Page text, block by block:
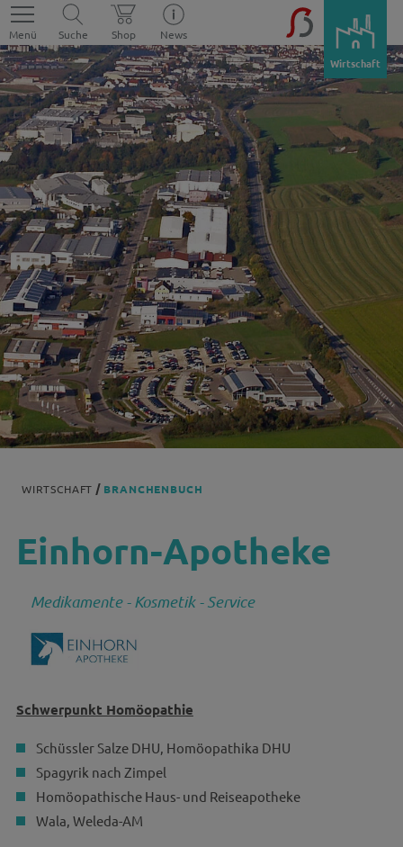
Menü Suche Shop
News
Wirtschaft
WIRTSCHAFT BRANCHENBUCH
Einhorn-Apotheke
Medikamente - Kosmetik - Service
Schwerpunkt Homöopathie
Schüssler Salze DHU, Homöopathika DHU
Spagyrik nach Zimpel
Homöopathische Haus- und Reiseapotheke
Wala, Weleda-AM